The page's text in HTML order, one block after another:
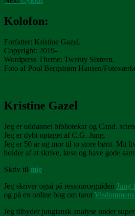
navigation
Kolofon:
Forfatter: Kristine Gazel.
Copyright: 2019-
Wordpress Theme: Twenty Sixteen.
Foto af Poul Bergstrøm Hansen/
Kristine Gazel
Jeg er uddannet bibliotekar og Cand.
Jeg er dybt optaget af C.G. Jung.
Jeg er 50 år og mor til to store børn. Mit
holder af at skrive, læse og have gode
Skriv til mig.
Jeg skriver også på ressourceguiden Jung
og på en online bog om tarot
Jeg tilbyder jungiansk analyse under